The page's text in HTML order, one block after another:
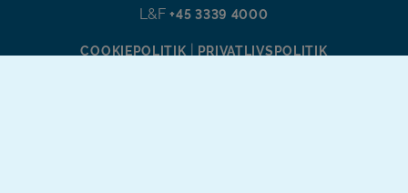
L&F+45 3339 4000
COOKIEPOLITIK PRIVATLIVSPOLITIK